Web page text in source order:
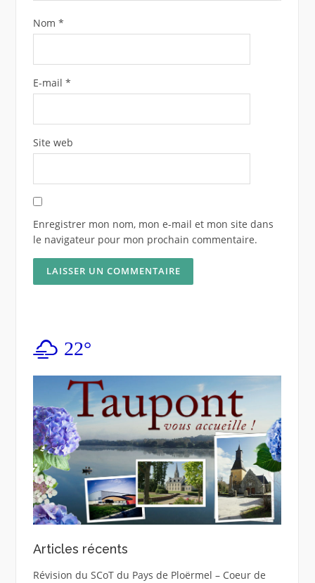
Nom *
E-mail *
Site web
Enregistrer mon nom, mon e-mail et mon site dans
le navigateur pour mon prochain commentaire.
22°
Articles récents
Révision du SCoT du Pays de Ploërmel – Coeur de